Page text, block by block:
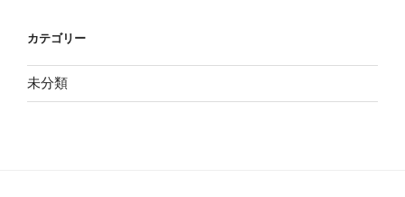
カテゴリー
未分類